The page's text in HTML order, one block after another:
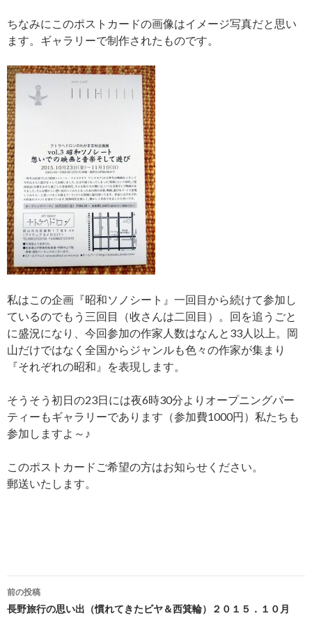
ちなみにこのポストカードの画像はイメージ写真だと思い
ます。ギャラリーで制作されたものです。
私はこの企画『昭和ソノシート』一回目から続けて参加し
ているのでもう三回目（收さんは二回目）。回を追うごと
に盛況になり、今回参加の作家人数はなんと33人以上。岡
山だけではなく全国からジャンルも色々の作家が集まり
『それぞれの昭和』を表現します。
そうそう初日の23日には夜6時30分よりオープニングパー
ティーもギャラリーであります（参加費1000円）私たちも
参加しますよ～♪
このポストカードご希望の方はお知らせください。
郵送いたします。
投
前の投稿
長野旅行の思い出（慣れてきたビヤ＆西箕輪）２０１５．１０月